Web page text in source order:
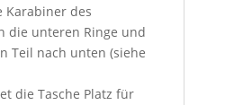
Karabiner des
die unteren Ringe und
Teil nach unten (siehe
die Tasche Platz für